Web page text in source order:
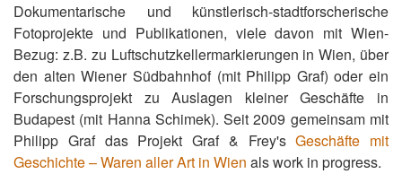
Dokumentarische und künstlerisch-stadtforscherische
Fotoprojekte und Publikationen, viele davon mit Wien-
Bezug: z.B. zu Luftschutzkellermarkierungen in Wien, über
den alten Wiener Südbahnhof (mit Philipp Graf) oder ein
Forschungsprojekt zu Auslagen kleiner Geschäfte in
Budapest (mit Hanna Schimek). Seit 2009 gemeinsam mit
Philipp Graf das Projekt Graf & Frey'sGeschäfte mit
Geschichte – Waren aller Art in Wien als work in progress.